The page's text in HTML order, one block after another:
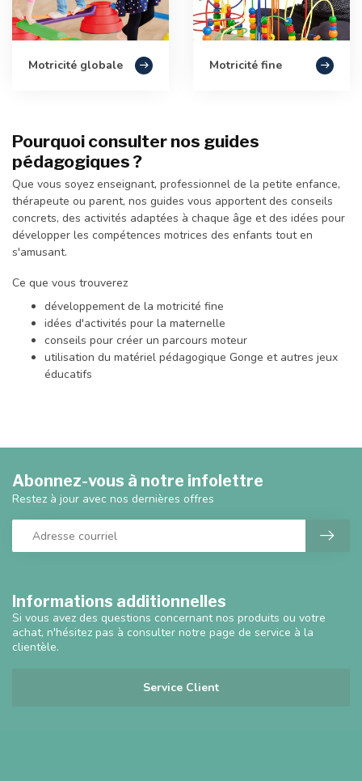
Motricité globale Motricité fine
Pourquoi consulter nos guides
pédagogiques ?
Que vous soyez enseignant, professionnel de la petite enfance,
thérapeute ou parent, nos guides vous apportent des conseils
concrets, des activités adaptées à chaque âge et des idées pour
développer les compétences motrices des enfants tout en
s'amusant.
Ce que vous trouverez
développement de la motricité fine
idées d'activités pour la maternelle
conseils pour créer un parcours moteur
utilisation du matériel pédagogique Gonge et autres jeux
éducatifs
Informations additionnelles
Si vous avez des questions concernant nos produits ou votre
achat, n'hésitez pas à consulter notre page de service à la
clientèle.
Service Client
Abonnez-vous à notre infolettre
Restez à jour avec nos dernières offres